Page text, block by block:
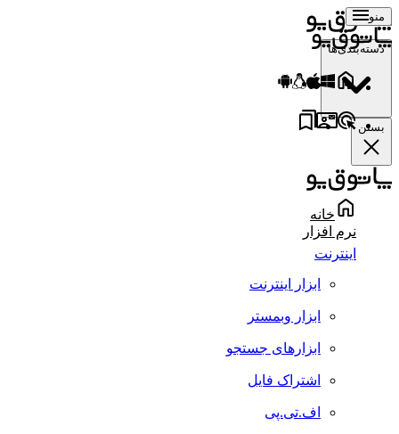
منو
دسته‌بندی‌ها
بستن
خانه
نرم افزار
اینترنت
ابزار اینترنت
ابزار وبمستر
ابزارهای جستجو
اشتراک فایل
اف.تی.پی